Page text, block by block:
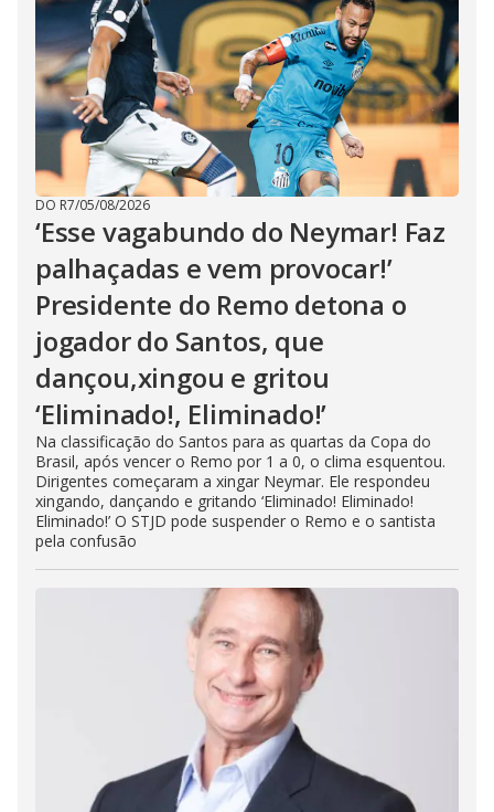
DO R7/05/08/2026
‘Esse vagabundo do Neymar! Faz
palhaçadas e vem provocar!’
Presidente do Remo detona o
jogador do Santos, que
dançou,xingou e gritou
‘Eliminado!, Eliminado!’
Na classificação do Santos para as quartas da Copa do
Brasil, após vencer o Remo por 1 a 0, o clima esquentou.
Dirigentes começaram a xingar Neymar. Ele respondeu
xingando, dançando e gritando ‘Eliminado! Eliminado!
Eliminado!’ O STJD pode suspender o Remo e o santista
pela confusão